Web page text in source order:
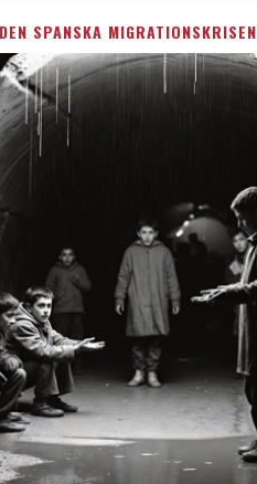
DEN SPANSKA MIGRATIONSKRISEN